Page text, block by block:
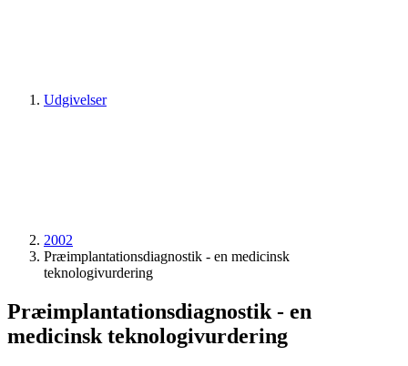
Udgivelser
2002
Præimplantationsdiagnostik - en medicinsk
teknologivurdering
Præimplantationsdiagnostik - en
medicinsk teknologivurdering